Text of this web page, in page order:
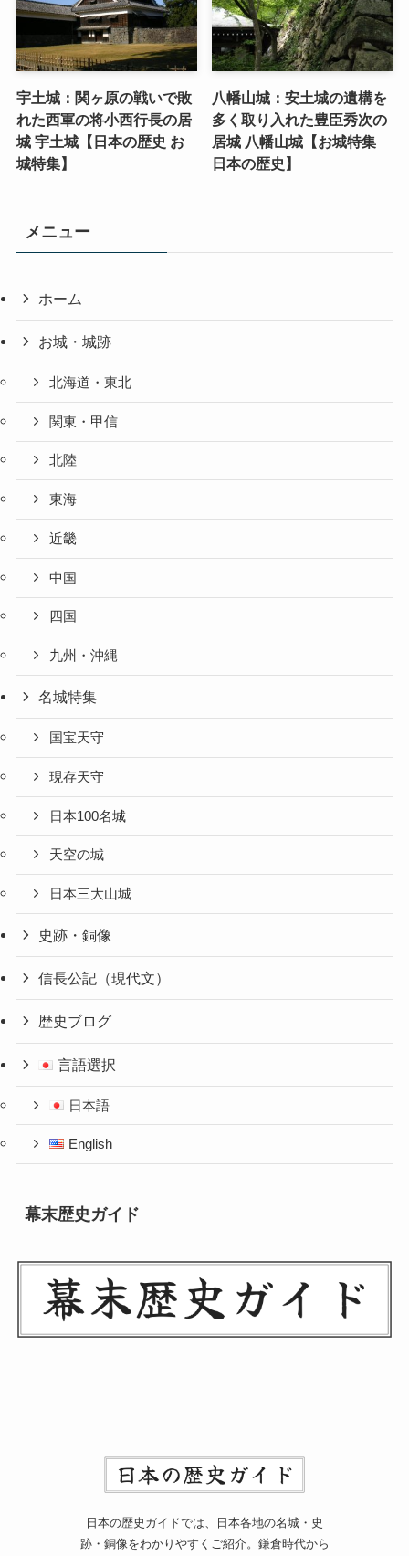
宇土城：関ヶ原の戦いで敗
れた西軍の将小西行長の居
城 宇土城【日本の歴史 お
城特集】
八幡山城：安土城の遺構を
多く取り入れた豊臣秀次の
居城 八幡山城【お城特集
日本の歴史】
メニュー
ホーム
お城・城跡
北海道・東北
関東・甲信
北陸
東海
近畿
中国
四国
九州・沖縄
名城特集
国宝天守
現存天守
日本100名城
天空の城
日本三大山城
史跡・銅像
信長公記（現代文）
歴史ブログ
言語選択
日本語
English
幕末歴史ガイド
日本の歴史ガイドでは、日本各地の名城・史
跡・銅像をわかりやすくご紹介。鎌倉時代から